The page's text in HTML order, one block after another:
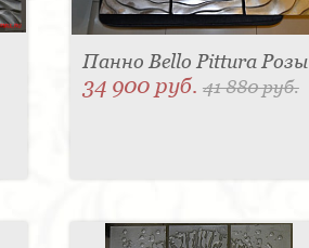
Панно Bello Pittura Розы
34 900 руб. 41 880 руб.